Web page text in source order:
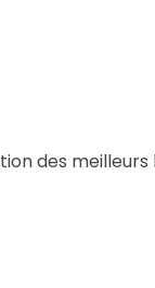
des meilleurs